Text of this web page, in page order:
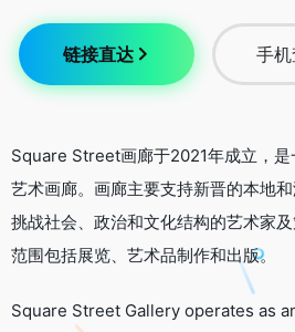
链接直达 手
Square Street画廊于2021年成立，
艺术画廊。画廊主要支持新晋的本地
挑战社会、政治和文化结构的艺术家
范围包括展览、艺术品制作和出版。
Square Street Gallery operates as